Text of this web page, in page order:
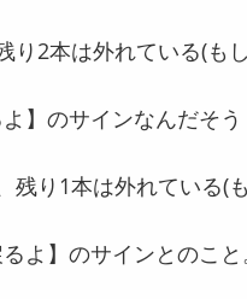
り2本は外れている(も
】のサインなんだそう
残り1本は外れている(
よ】のサインとのこと